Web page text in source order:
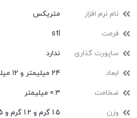
نام نرم افزار متریکس
فرمت stl
ساپورت گذاری ندارد
ابعاد 24 میلیمتر و 12 میلیمتر و 18 میلیمتر
ضخامت 0.3 میلیمتر
وزن 1.5 گرم و 1.2 گرم و 0.95 گرم